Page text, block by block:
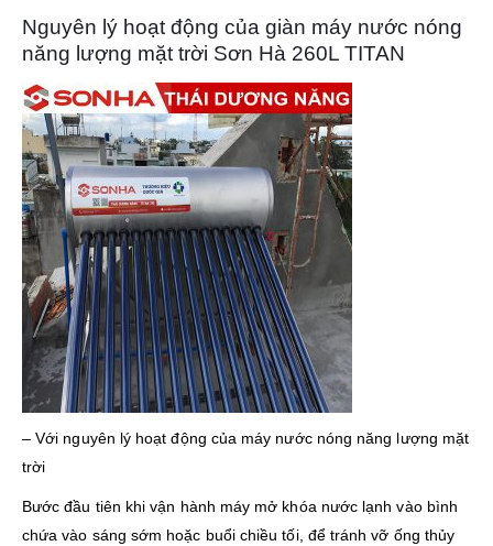
Nguyên lý hoạt động của giàn máy nước nóng
năng lượng mặt trời Sơn Hà 260L TITAN
– Với nguyên lý hoạt động của máy nước nóng năng lượng mặt
trời
Bước đầu tiên khi vận hành máy mở khóa nước lạnh vào bình
chứa vào sáng sớm hoặc buổi chiều tối, để tránh vỡ ống thủy